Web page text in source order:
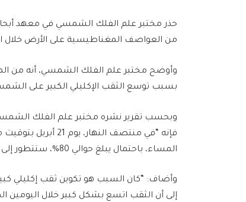
حذر مختبر علم الفلك الشمسي في معهد
من العواصف المغناطيسية على الأرض خلال
وأوضح مختبر علم الفلك الشمسي، أنه من
بسبب توسع الثقب الإكليلي الكبير على
وبحسب تقرير نشره مختبر علم الفلك الشمسي
فإنه “في منتصف
المساء، باحتمال يبلغ حوالي 80%، ستتطور إلى عواصف مغناطيسية من المستوى الثاني”.
وأضاف: “كان السبب هو تكوين ثقب إكليلي
إلى أن الثقب اتسع بشكل كبير خلال اليومين